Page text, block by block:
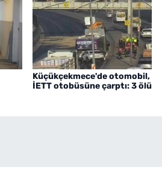
Küçükçekmece'de otomobil,
İETT otobüsüne çarptı: 3 ölü